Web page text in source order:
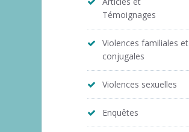
Témoignages
Violences familiales et
conjugales
Violences sexuelles
Enquêtes